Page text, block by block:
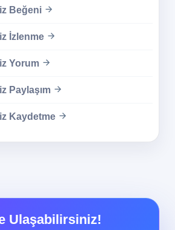
Beğeni
İzlenme
Yorum
Paylaşım
Kaydetme
Ulaşabilirsiniz!